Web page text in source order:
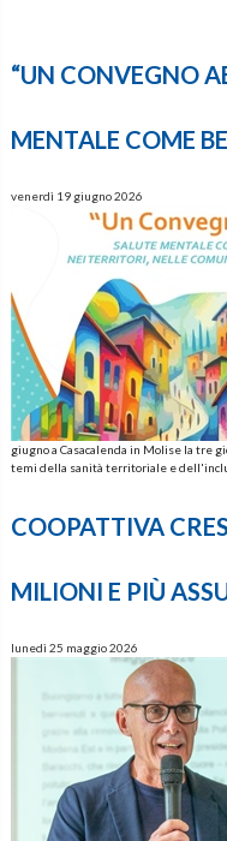
“UN CONVEGNO
MENTALE COME
venerdì 19 giugno 2026
giugno a Casacalenda in Molise la tre
temi della sanità territoriale e
COOPATTIVA
MILIONI E PIÙ
lunedì 25 maggio 2026